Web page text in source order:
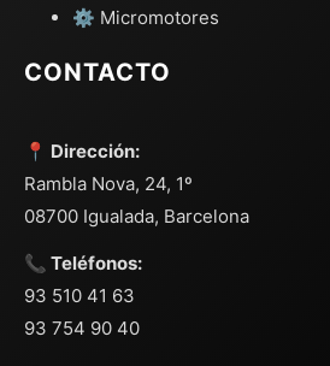
⚙️ Micromotores
CONTACTO
📍 Dirección:
Rambla Nova, 24, 1º
08700 Igualada, Barcelona
📞 Teléfonos:
93 510 41 63
93 754 90 40